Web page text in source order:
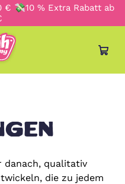
💸10 % Extra Rabatt ab
danach, qualitativ
die zu jedem